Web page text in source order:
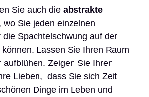
Sie auch die abstrakte
, wo Sie jeden einzelnen
die Spachtelschwung auf der
können. Lassen Sie Ihren Raum
aufblühen. Zeigen Sie Ihren
Lieben, dass Sie sich Zeit
Dinge im Leben und